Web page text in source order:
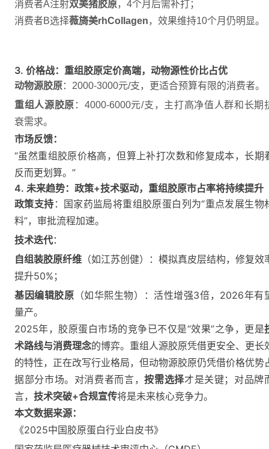
消费者A注射双美猪胶原，4个月后需补打；
消费者B选择薇旖美rhCollagen，效果维持10个月仍明显。
3. 价格战：重组胶原定价高端，动物源性价比占优
动物源胶原 ：2000-3000元/支，更适合预算有限的消费者。
重组人源胶原 ：4000-6000元/支，主打高净值人群和长期
衰需求。
市场反馈：
“虽然重组胶原价格高，但算上补打次数和修复成本，长期
反而更划算。”
4. 未来趋势：政策+技术驱动，重组胶原市占率将持续提升
政策支持 ：国家药监局将重组胶原蛋白列为“重点发展生物
料”，审批流程加速。
技术迭代：
自组装胶原纤维 （如江苏创健）：模拟真皮层结构，修复效
提升50%；
基因编辑胶原 （如华熙生物）：活性增强3倍，2026年有
量产。
2025年，胶原蛋白市场的竞争已不仅是“效果”之争，更是
术路线与消费理念的博弈。重组人源胶原凭借更安全、更长
的特性，正在改写行业格局，但动物源胶原仍凭借价格优势
据部分市场。对消费者而言，按需选择才是关键；对品牌
言， 技术突破+合规宣传将是未来核心竞争力。
本文数据来源：
《2025中国胶原蛋白行业白皮书》